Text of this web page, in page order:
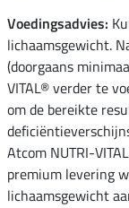
Voedingsadvies:
lichaamsgewicht.
(doorgaans
VITAL® verder te
om de bereikte
Atcom NUTRI-
premium levering
lichaamsgewicht